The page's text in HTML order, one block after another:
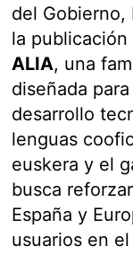
del Gobierno,
la
ALIA, una
diseñada
desarrollo
lenguas
euskera y el
busca
España y
usuarios en